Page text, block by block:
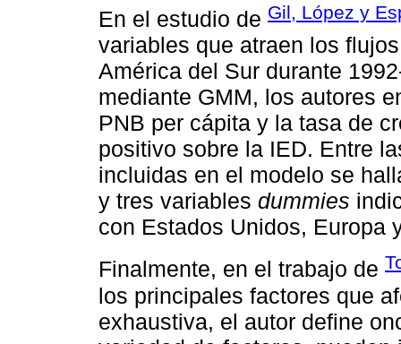
En el estudio de Gil, López y
variables que atraen los
América del Sur durante
mediante GMM, los autores
PNB per cápita y la tasa de
positivo sobre la IED. Entre
incluidas en el modelo se
y tres variables dummies
con Estados Unidos, Europa
Finalmente, en el trabajo de
los principales factores que
exhaustiva, el autor define